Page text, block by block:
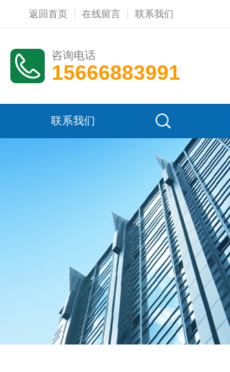
返回首页 在线留言 联系我们
咨询电话
15666883991
联系我们